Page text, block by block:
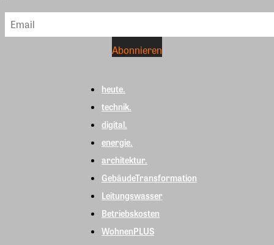
heute.
technik.
digital.
energie.
architektur.
GebäudeTransformation
Leitungswasser
Betriebskosten
WohnenPLUS